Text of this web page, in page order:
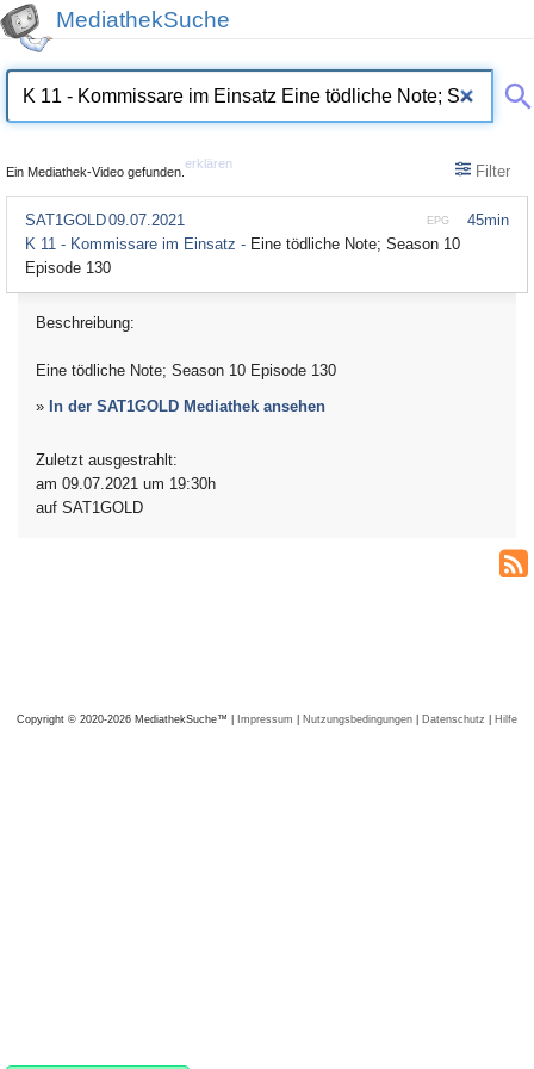
MediathekSuche
Ein Mediathek-Video gefunden.
erklären Filter
45min
EPG
SAT1GOLD09.07.2021
K 11 - Kommissare im Einsatz - Eine tödliche Note; Season 10
Episode 130
Beschreibung:
Eine tödliche Note; Season 10 Episode 130
» In der SAT1GOLD Mediathek ansehen
Zuletzt ausgestrahlt:
am 09.07.2021 um 19:30h
auf SAT1GOLD
Copyright © 2020-2026 MediathekSuche™ | Impressum | Nutzungsbedingungen | Datenschutz | Hilfe